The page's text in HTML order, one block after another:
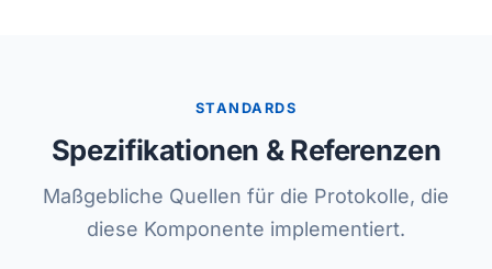
STANDARDS
Spezifikationen & Referenzen
Maßgebliche Quellen für die Protokolle, die
diese Komponente implementiert.